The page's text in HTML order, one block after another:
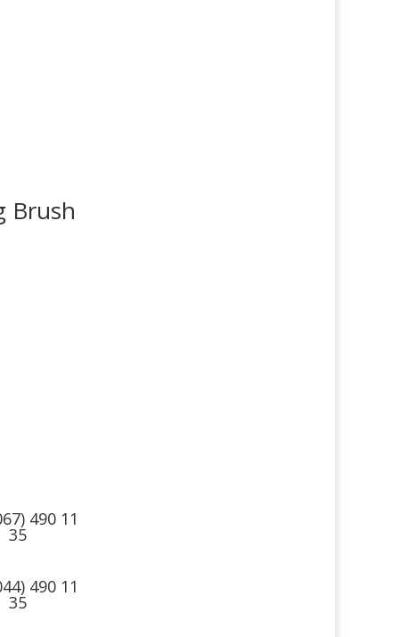
Brush
490 11
35
490 11
35